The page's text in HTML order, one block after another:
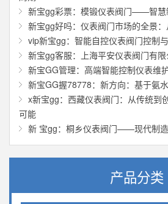
新宝gg彩票：模锻仪表阀门——智慧
新宝gg好吗：仪表阀门市场的全景
vip新宝gg：智能自控仪表阀门控制
新宝gg客服：上海平安仪表阀门有
新宝GG管理：高端智能控制仪表维
新宝GG握78778：新方向：基于氨
x新宝gg：西藏仪表阀门：从传统到
可能
新 宝gg：桐乡仪表阀门——现代制
产品分类